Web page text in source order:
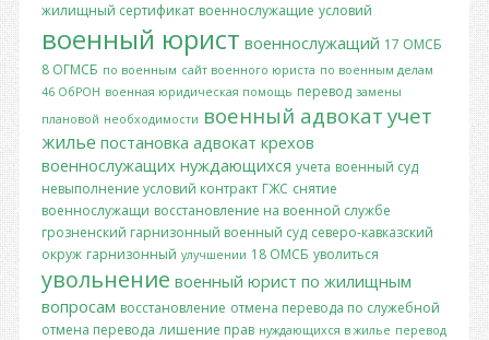
жилищный сертификат военнослужащие условий
военный юрист военнослужащий 17 ОМСБ
8 ОГМСБ по военным сайт военного юриста по военным делам
46 ОбРОН военная юридическая помощь перевод замены
плановой необходимости военный адвокат учет
жилье постановка адвокат крехов
военнослужащих нуждающихся учета военный суд
невыполнение условий контракт ГЖС снятие
военнослужащи восстановление на военной службе
грозненский гарнизонный военный суд северо-кавказский
окруж гарнизонный улучшении 18 ОМСБ уволиться
увольнение военный юрист по жилищным
вопросам восстановление отмена перевода по служебной
отмена перевода лишение прав нуждающихся в жилье перевод